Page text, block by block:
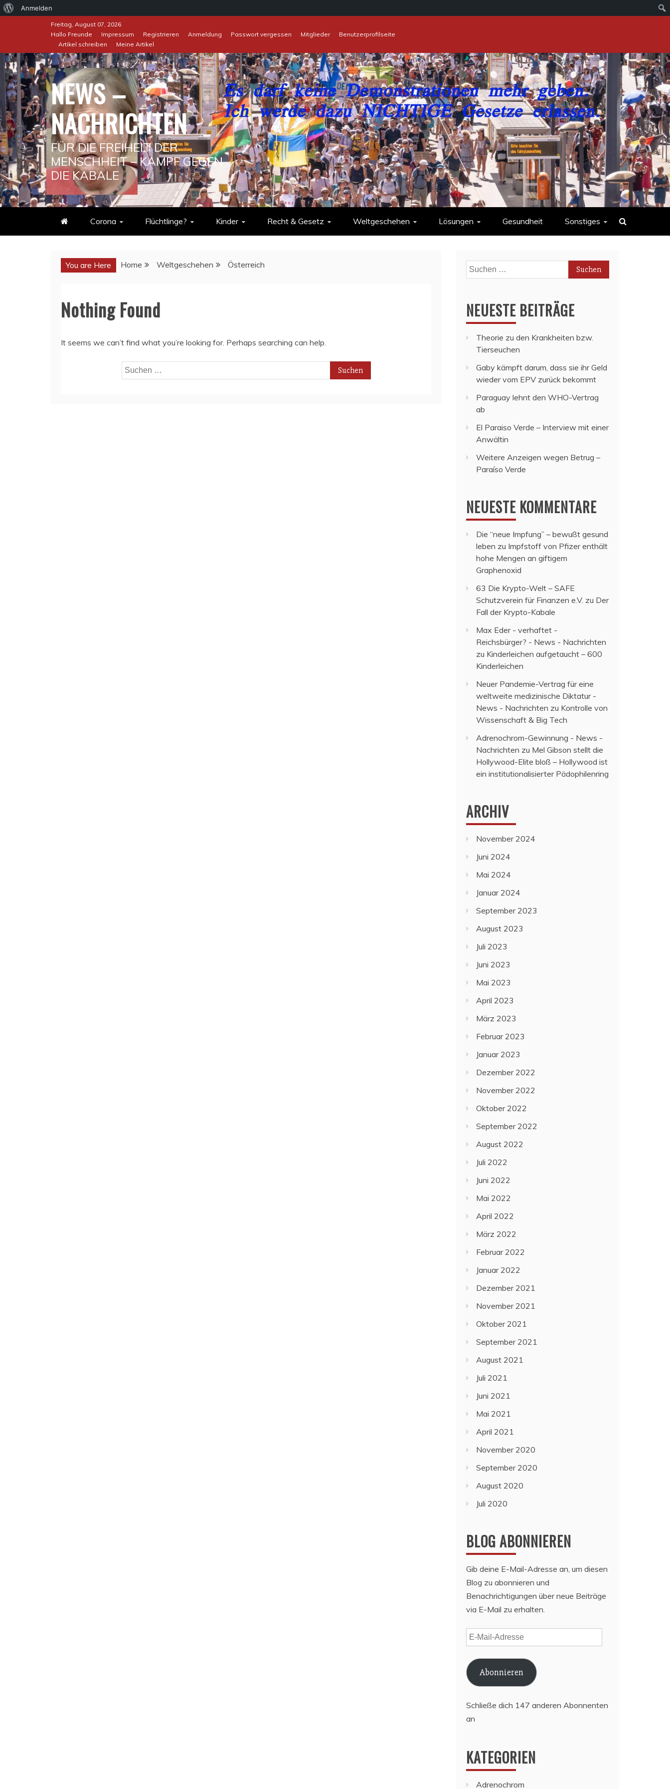
Über
Anmelden
Freitag, August 07, 2026
Hallo Freunde
Impressum Registrieren Anmeldung Passwort vergessen Mitglieder
Benutzerprofilseite
Artikel schreiben
Meine Artikel
NEWS –
NACHRICHTEN
FÜR DIE FREIHEIT DER
MENSCHHEIT – KAMPF GEGEN
DIE KABALE
Corona Flüchtlinge? Kinder Recht & Gesetz Weltgeschehen Lösungen Gesundheit Sonstiges
You are Here Home Weltgeschehen Österreich
Nothing Found
It seems we can’t find what you’re looking for. Perhaps searching can help.
Suchen
nach:
Suchen
nach:
NEUESTE BEITRÄGE
Theorie zu den Krankheiten bzw.
Tierseuchen
Gaby kämpft darum, dass sie ihr Geld
wieder vom EPV zurück bekommt
Paraguay lehnt den WHO-Vertrag
ab
El Paraiso Verde – Interview mit einer
Anwältin
Weitere Anzeigen wegen Betrug –
Paraíso Verde
NEUESTE KOMMENTARE
Die “neue Impfung” – bewußt gesund
leben zu Impfstoff von Pfizer enthält
hohe Mengen an giftigem
Graphenoxid
63 Die Krypto-Welt – SAFE
Schutzverein für Finanzen e.V. zu Der
Fall der Krypto-Kabale
Max Eder - verhaftet -
Reichsbürger? - News - Nachrichten
zu Kinderleichen aufgetaucht – 600
Kinderleichen
Neuer Pandemie-Vertrag für eine
weltweite medizinische Diktatur -
News - Nachrichten zu Kontrolle von
Wissenschaft & Big Tech
Adrenochrom-Gewinnung - News -
Nachrichten zu Mel Gibson stellt die
Hollywood-Elite bloß – Hollywood ist
ein institutionalisierter Pädophilenring
ARCHIV
November 2024
Juni 2024
Mai 2024
Januar 2024
September 2023
August 2023
Juli 2023
Juni 2023
Mai 2023
April 2023
März 2023
Februar 2023
Januar 2023
Dezember 2022
November 2022
Oktober 2022
September 2022
August 2022
Juli 2022
Juni 2022
Mai 2022
April 2022
März 2022
Februar 2022
Januar 2022
Dezember 2021
November 2021
Oktober 2021
September 2021
August 2021
Juli 2021
Juni 2021
Mai 2021
April 2021
November 2020
September 2020
August 2020
Juli 2020
BLOG ABONNIEREN
Gib deine E-Mail-Adresse an, um diesen
Blog zu abonnieren und
Benachrichtigungen über neue Beiträge
via E-Mail zu erhalten.
E-
Mail-
Adresse
Abonnieren
Schließe dich 147 anderen Abonnenten
an
KATEGORIEN
Adrenochrom